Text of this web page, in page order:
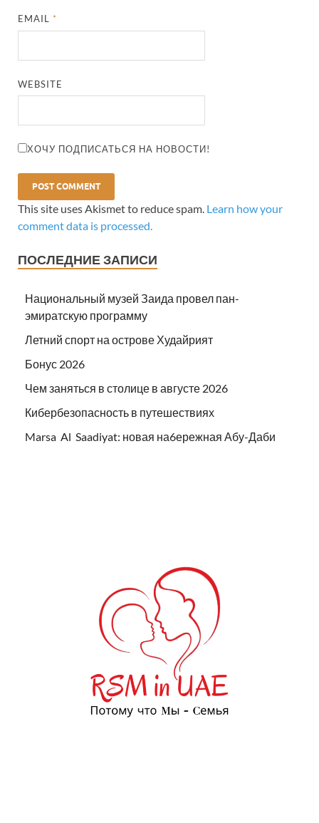
EMAIL *
WEBSITE
ХОЧУ ПОДПИСАТЬСЯ НА НОВОСТИ!
This site uses Akismet to reduce spam. Learn how your
comment data is processed.
ПОСЛЕДНИЕ ЗАПИСИ
Национальный музей Заида провел пан-
эмиратскую программу
Летний спорт на острове Худайрият
Бонус 2026
Чем заняться в столице в августе 2026
Кибербезопасность в путешествиях
Marsa Al Saadiyat: новая на6ережная Абу-Даби